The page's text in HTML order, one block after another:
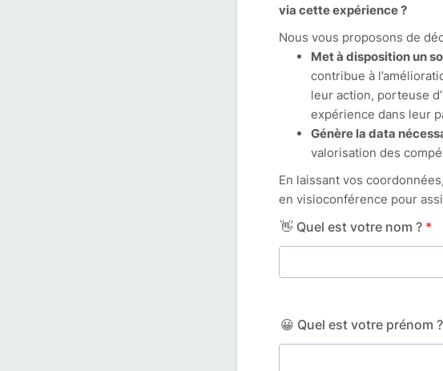
via cette expérience ?
Nous vous proposons de
Met à disposition un
contribue à
leur action, porteuse
expérience dans leur
Génère la data
valorisation des
En laissant vos
en visioconférence pour
👋 Quel est votre nom ? *
😀 Quel est votre prénom ?